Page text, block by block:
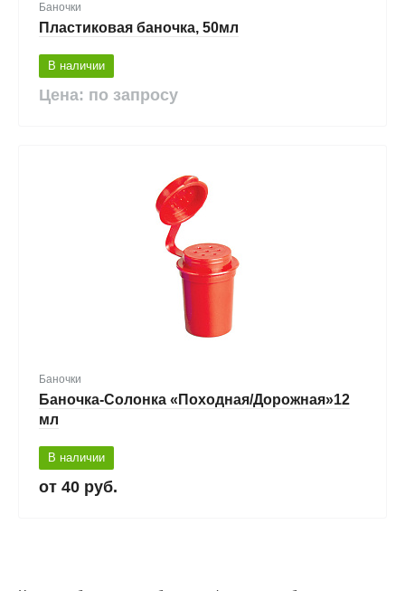
Баночки
Пластиковая баночка, 50мл
В наличии
Цена: по запросу
Баночки
Баночка-Солонка «Походная/Дорожная»12
мл
В наличии
40 руб.